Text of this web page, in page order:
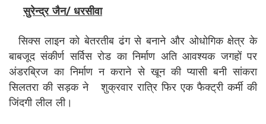
सुरेन्द्र जैन/ धरसीवा
सिक्स लाइन को बेतरतीब ढंग से बनाने और ओधोगिक क्षेत्र के
बाबजूद संकीर्ण सर्विस रोड का निर्माण अति आवश्यक जगहों पर
अंडरब्रिज का निर्माण न कराने से खून की प्यासी बनी सांकरा
सिलतरा की सड़क ने शुक्रवार रात्रि फिर एक फैक्ट्री कर्मी की
जिंदगी लील ली।